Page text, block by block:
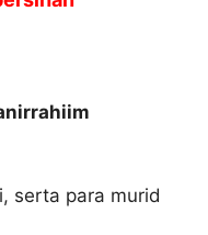
serta para murid